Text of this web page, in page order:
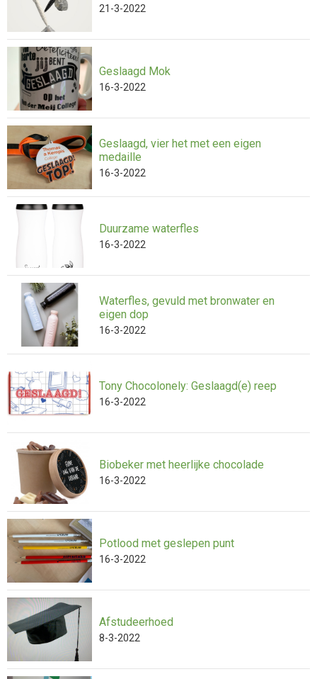
21-3-2022
Geslaagd Mok
16-3-2022
Geslaagd, vier het met een eigen
medaille
16-3-2022
Duurzame waterfles
16-3-2022
Waterfles, gevuld met bronwater en
eigen dop
16-3-2022
Tony Chocolonely: Geslaagd(e) reep
16-3-2022
Biobeker met heerlijke chocolade
16-3-2022
Potlood met geslepen punt
16-3-2022
Afstudeerhoed
8-3-2022